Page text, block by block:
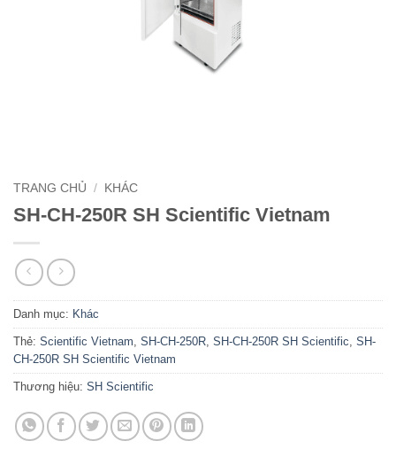
TRANG CHỦ / KHÁC
SH-CH-250R SH Scientific Vietnam
Danh mục: Khác
Thẻ: Scientific Vietnam, SH-CH-250R, SH-CH-250R SH Scientific, SH-
CH-250R SH Scientific Vietnam
Thương hiệu: SH Scientific